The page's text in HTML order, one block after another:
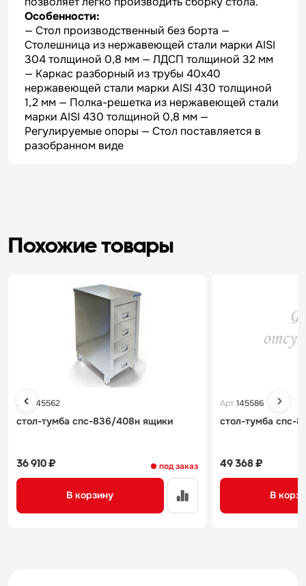
Особенности:
— Стол производственный без борта —
Столешница из нержавеющей стали марки AISI
304 толщиной 0,8 мм — ЛДСП толщиной 32 мм
— Каркас разборный из трубы 40х40
нержавеющей стали марки AISI 430 толщиной
1,2 мм — Полка-решетка из нержавеющей стали
марки AISI 430 толщиной 0,8 мм —
Регулируемые опоры — Стол поставляется в
разобранном виде
Похожие товары
Арт. 145562
стол-тумба спс-836/408н ящики
под заказ
36 910 ₽
В корзину
Арт.145586
стол-тумба спс-
49 368 ₽
В